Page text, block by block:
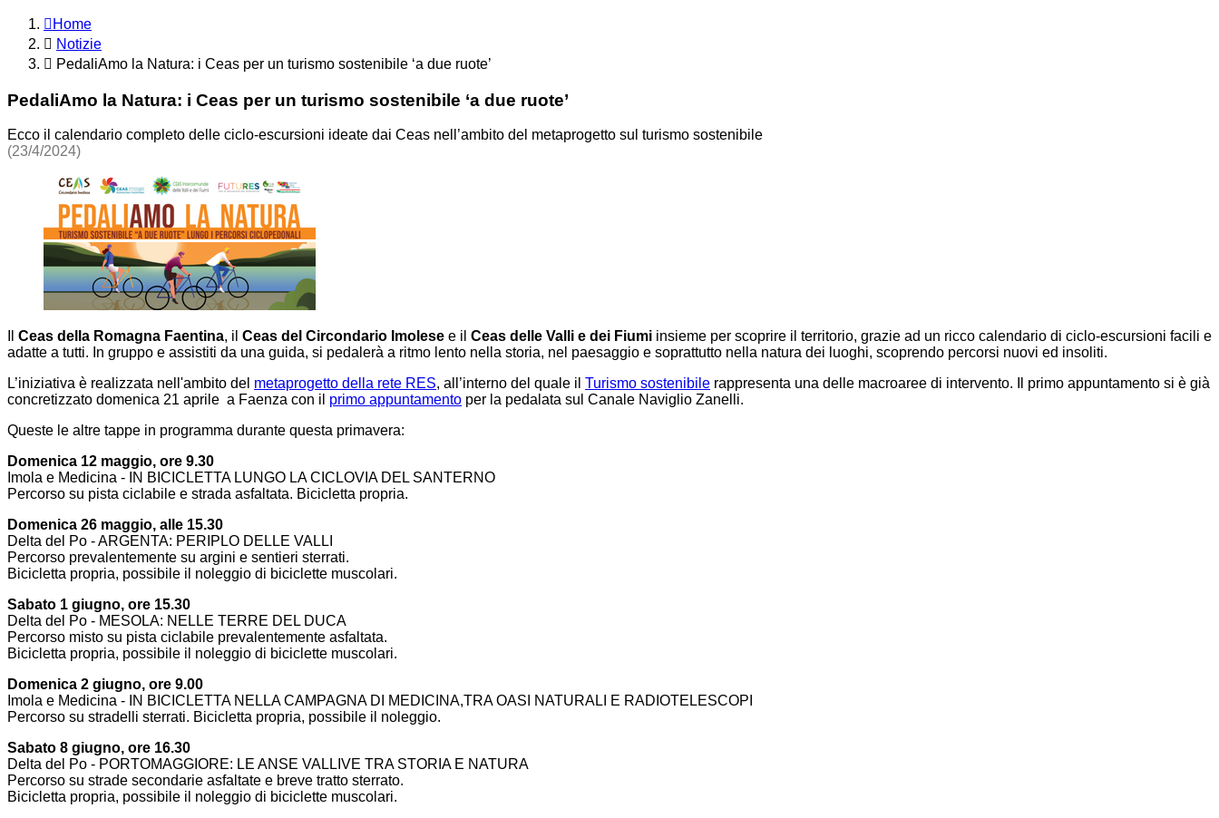
Home
Notizie
PedaliAmo la Natura: i Ceas per un turismo sostenibile ‘a due ruote’
PedaliAmo la Natura: i Ceas per un turismo sostenibile ‘a due ruote’
Ecco il calendario completo delle ciclo-escursioni ideate dai Ceas nell’ambito del metaprogetto sul turismo sostenibile
(23/4/2024)
Ceas della Romagna Faentina, il Ceas del Circondario Imolese e il Ceas delle Valli e dei Fiumi insieme per scoprire il territorio, grazie ad un ricco calendario di ciclo-escursioni facili e
adatte a tutti. In gruppo e assistiti da una guida, si pedalerà a ritmo lento nella storia, nel paesaggio e soprattutto nella natura dei luoghi, scoprendo percorsi nuovi ed insoliti.
L’iniziativa è realizzata nell'ambito del metaprogetto della rete RES, all’interno del quale il Turismo sostenibile rappresenta una delle macroaree di intervento. Il primo appuntamento si è già
concretizzato domenica 21 aprile a Faenza con il primo appuntamento per la pedalata sul Canale Naviglio Zanelli.
Queste le altre tappe in programma durante questa primavera:
Domenica 12 maggio, ore 9.30
Imola e Medicina - IN BICICLETTA LUNGO LA CICLOVIA DEL SANTERNO
Percorso su pista ciclabile e strada asfaltata. Bicicletta propria.
Domenica 26 maggio, alle 15.30
Delta del Po - ARGENTA: PERIPLO DELLE VALLI
Percorso prevalentemente su argini e sentieri sterrati.
Bicicletta propria, possibile il noleggio di biciclette muscolari.
Sabato 1 giugno, ore 15.30
Delta del Po - MESOLA: NELLE TERRE DEL DUCA
Percorso misto su pista ciclabile prevalentemente asfaltata.
Bicicletta propria, possibile il noleggio di biciclette muscolari.
Domenica 2 giugno, ore 9.00
Imola e Medicina - IN BICICLETTA NELLA CAMPAGNA DI MEDICINA,TRA OASI NATURALI E RADIOTELESCOPI
Percorso su stradelli sterrati. Bicicletta propria, possibile il noleggio.
Sabato 8 giugno, ore 16.30
Delta del Po - PORTOMAGGIORE: LE ANSE VALLIVE TRA STORIA E NATURA
Percorso su strade secondarie asfaltate e breve tratto sterrato.
Bicicletta propria, possibile il noleggio di biciclette muscolari.